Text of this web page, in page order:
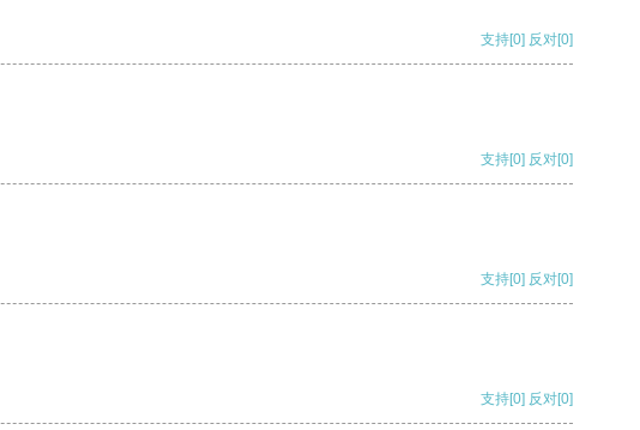
支持[0] 反对[0]
支持[0] 反对[0]
支持[0] 反对[0]
支持[0] 反对[0]